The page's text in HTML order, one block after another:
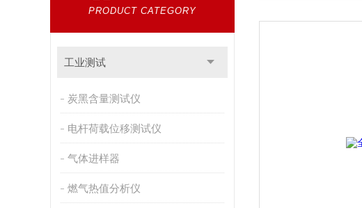
PRODUCT CATEGORY
工业测试
炭黑含量测试仪
电杆荷载位移测试仪
气体进样器
燃气热值分析仪